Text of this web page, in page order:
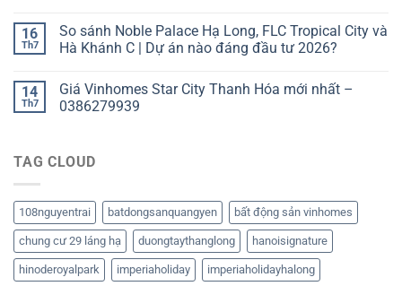
16
Th7
So sánh Noble Palace Hạ Long, FLC Tropical City và
Hà Khánh C | Dự án nào đáng đầu tư 2026?
14
Th7
Giá Vinhomes Star City Thanh Hóa mới nhất –
0386279939
TAG CLOUD
108nguyentrai batdongsanquangyen bất động sản vinhomes
chung cư 29 láng hạ duongtaythanglong hanoisignature
hinoderoyalpark imperiaholiday imperiaholidayhalong